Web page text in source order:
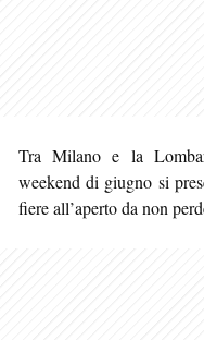
Tra Milano e la
weekend di giugno si
fiere all’aperto da non